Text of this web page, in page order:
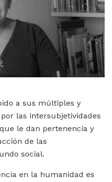
a sus múltiples y
las intersubjetividades
le dan pertenencia y
de las
social.
en la humanidad es